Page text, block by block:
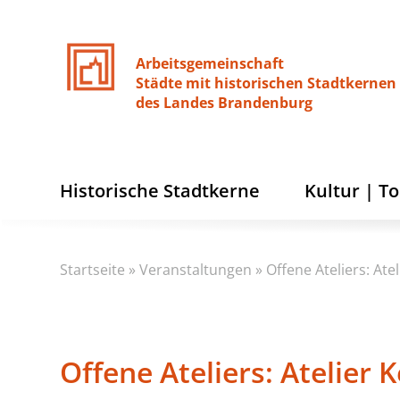
Arbeitsgemeinschaft
Städte mit historischen Stadtkernen
des Landes Brandenburg
Historische Stadtkerne Kultur |
Startseite »Veranstaltungen » Offene Ateliers:
Offene Ateliers: Atelier